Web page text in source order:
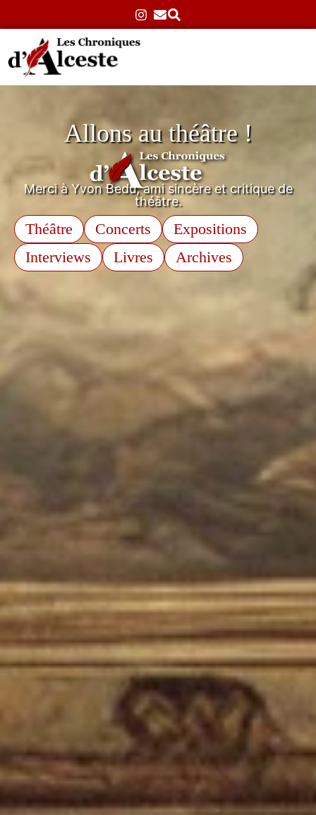
Allons au théâtre !
Merci à Yvon Bedu, ami sincère et critique de
théâtre.
Théâtre Concerts
Expositions
Interviews
Livres Archives